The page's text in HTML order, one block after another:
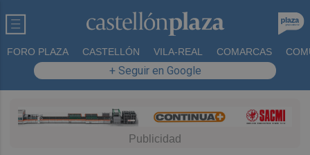
FORO PLAZA CASTELLÓN VILA-REAL COMARCAS
+ Seguir en Google